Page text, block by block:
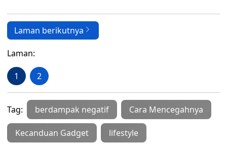
Laman berikutnya
Laman:
1 2
Tag: berdampak negatif Cara Mencegahnya
Kecanduan Gadget lifestyle